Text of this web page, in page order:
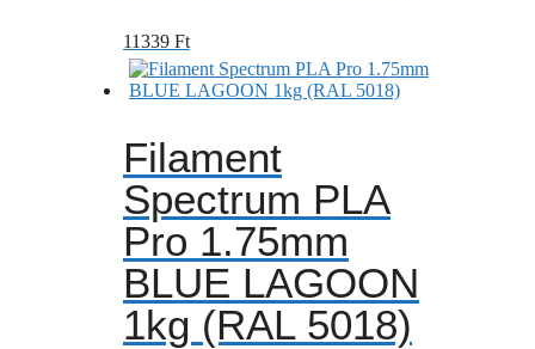
11339 Ft
Filament
Spectrum PLA
Pro 1.75mm
BLUE LAGOON
1kg (RAL 5018)